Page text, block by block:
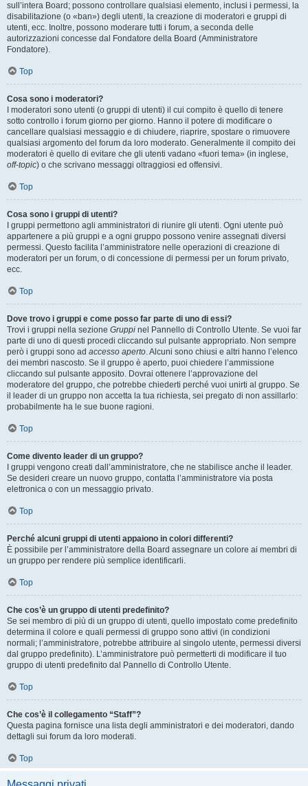
sull’intera Board; possono controllare qualsiasi elemento, inclusi i permessi, la
disabilitazione (o «ban») degli utenti, la creazione di moderatori e gruppi di
utenti, ecc. Inoltre, possono moderare tutti i forum, a seconda delle
autorizzazioni concesse dal Fondatore della Board (Amministratore
Fondatore).
Top
Cosa sono i moderatori?
I moderatori sono utenti (o gruppi di utenti) il cui compito è quello di tenere
sotto controllo i forum giorno per giorno. Hanno il potere di modificare o
cancellare qualsiasi messaggio e di chiudere, riaprire, spostare o rimuovere
qualsiasi argomento del forum da loro moderato. Generalmente il compito dei
moderatori è quello di evitare che gli utenti vadano «fuori tema» (in inglese,
off-topic) o che scrivano messaggi oltraggiosi ed offensivi.
Top
Cosa sono i gruppi di utenti?
I gruppi permettono agli amministratori di riunire gli utenti. Ogni utente può
appartenere a più gruppi e a ogni gruppo possono venire assegnati diversi
permessi. Questo facilita l’amministratore nelle operazioni di creazione di
moderatori per un forum, o di concessione di permessi per un forum privato,
ecc.
Top
Dove trovo i gruppi e come posso far parte di uno di essi?
Trovi i gruppi nella sezione Gruppi nel Pannello di Controllo Utente. Se vuoi far
parte di uno di questi procedi cliccando sul pulsante appropriato. Non sempre
però i gruppi sono ad accesso aperto. Alcuni sono chiusi e altri hanno l’elenco
dei membri nascosto. Se il gruppo è aperto, puoi chiedere l’ammissione
cliccando sul pulsante apposito. Dovrai ottenere l’approvazione del
moderatore del gruppo, che potrebbe chiederti perché vuoi unirti al gruppo. Se
il leader di un gruppo non accetta la tua richiesta, sei pregato di non assillarlo:
probabilmente ha le sue buone ragioni.
Top
Come divento leader di un gruppo?
I gruppi vengono creati dall’amministratore, che ne stabilisce anche il leader.
Se desideri creare un nuovo gruppo, contatta l’amministratore via posta
elettronica o con un messaggio privato.
Top
Perché alcuni gruppi di utenti appaiono in colori differenti?
È possibile per l’amministratore della Board assegnare un colore ai membri di
un gruppo per rendere più semplice identificarli.
Top
Che cos’è un gruppo di utenti predefinito?
Se sei membro di più di un gruppo di utenti, quello impostato come predefinito
determina il colore e quali permessi di gruppo sono attivi (in condizioni
normali; l’amministratore, potrebbe attribuire al singolo utente, permessi diversi
dal gruppo predefinito). L’amministratore può permetterti di modificare il tuo
gruppo di utenti predefinito dal Pannello di Controllo Utente.
Top
Che cos’è il collegamento “Staff”?
Questa pagina fornisce una lista degli amministratori e dei moderatori, dando
dettagli sui forum da loro moderati.
Top